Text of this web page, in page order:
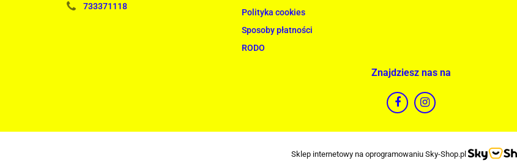
733371118
Polityka cookies
Sposoby płatności
RODO
Znajdziesz nas na
Sklep internetowy na oprogramowaniu Sky-Shop.pl